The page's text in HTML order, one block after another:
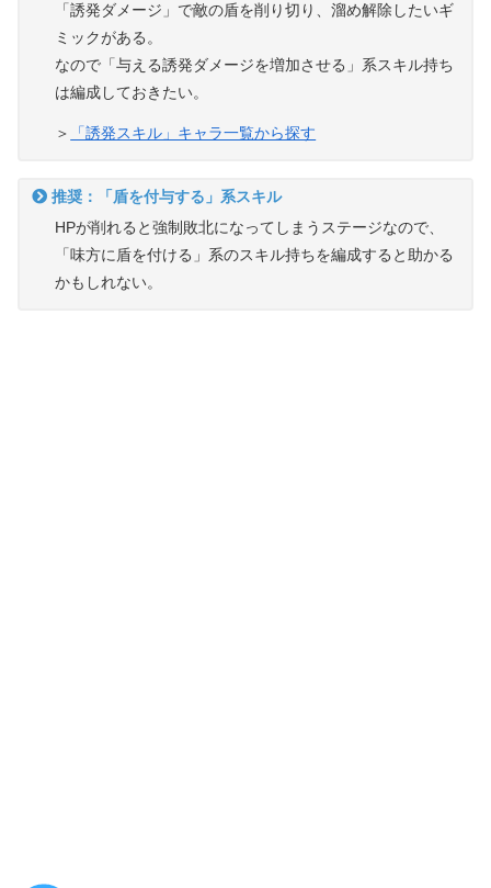
「誘発ダメージ」で敵の盾を削り切り、溜め解除したいギ
ミックがある。
なので「与える誘発ダメージを増加させる」系スキル持ち
は編成しておきたい。
＞ 「誘発スキル」キャラ一覧から探す
推奨：「盾を付与する」系スキル
HPが削れると強制敗北になってしまうステージなので、
「味方に盾を付ける」系のスキル持ちを編成すると助かる
かもしれない。